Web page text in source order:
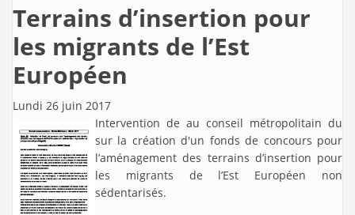
Terrains d’insertion pour
les migrants de l’Est
Européen
Lundi 26 juin 2017
Intervention de au conseil métropolitain du
sur la création d'un fonds de concours pour
l’aménagement des terrains d’insertion pour
les migrants de l’Est Européen non
sédentarisés.